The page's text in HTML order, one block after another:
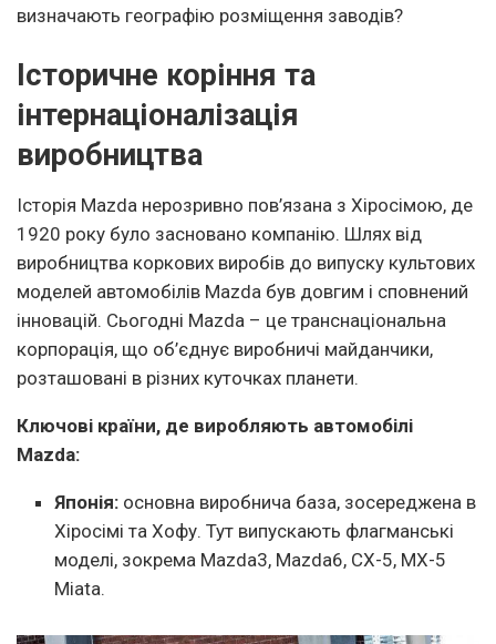
визначають географію розміщення заводів?
Історичне коріння та
інтернаціоналізація
виробництва
Історія Mazda нерозривно пов’язана з Хіросімою, де
1920 року було засновано компанію. Шлях від
виробництва коркових виробів до випуску культових
моделей автомобілів Mazda був довгим і сповнений
інновацій. Сьогодні Mazda – це транснаціональна
корпорація, що об’єднує виробничі майданчики,
розташовані в різних куточках планети.
Ключові країни, де виробляють автомобілі
Mazda:
Японія: основна виробнича база, зосереджена в
Хіросімі та Хофу. Тут випускають флагманські
моделі, зокрема Mazda3, Mazda6, CX-5, MX-5
Miata.